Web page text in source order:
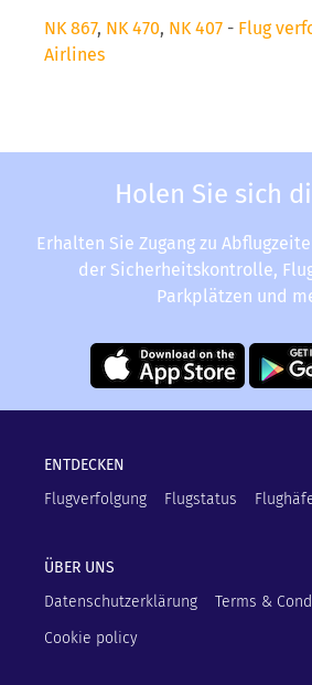
NK 867, NK 470, NK 407 - Flug
Airlines
Holen Sie sich
Erhalten Sie Zugang zu
der Sicherheitskontrolle,
Parkplätzen und
ENTDECKEN
Flugverfolgung
Flugstatus
ÜBER UNS
Datenschutzerklärung
Terms &
Cookie policy